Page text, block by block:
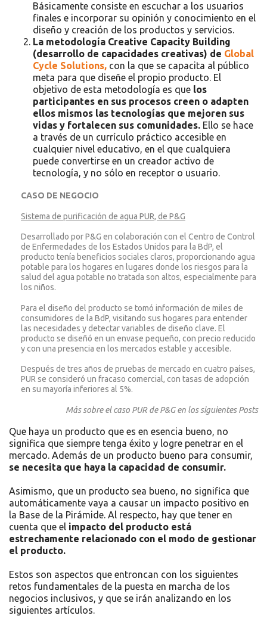
Básicamente consiste en escuchar a los usuarios
finales e incorporar su opinión y conocimiento en el
diseño y creación de los productos y servicios.
La metodología Creative Capacity Building
(desarrollo de capacidades creativas) de Global
Cycle Solutions, con la que se capacita al público
meta para que diseñe el propio producto. El
objetivo de esta metodología es que los
participantes en sus procesos creen o adapten
ellos mismos las tecnologías que mejoren sus
vidas y fortalecen sus comunidades. Ello se hace
a través de un currículo práctico accesible en
cualquier nivel educativo, en el que cualquiera
puede convertirse en un creador activo de
tecnología, y no sólo en receptor o usuario.
CASO DE NEGOCIO
Sistema de purificación de agua PUR, de P&G
Desarrollado por P&G en colaboración con el Centro de Control
de Enfermedades de los Estados Unidos para la BdP, el
producto tenía beneficios sociales claros, proporcionando agua
potable para los hogares en lugares donde los riesgos para la
salud del agua potable no tratada son altos, especialmente para
los niños.
Para el diseño del producto se tomó información de miles de
consumidores de la BdP, visitando sus hogares para entender
las necesidades y detectar variables de diseño clave. El
producto se diseñó en un envase pequeño, con precio reducido
y con una presencia en los mercados estable y accesible.
Después de tres años de pruebas de mercado en cuatro países,
PUR se consideró un fracaso comercial, con tasas de adopción
en su mayoría inferiores al 5%.
Más sobre el caso PUR de P&G en los siguientes Posts
Que haya un producto que es en esencia bueno, no
significa que siempre tenga éxito y logre penetrar en el
mercado. Además de un producto bueno para consumir,
se necesita que haya la capacidad de consumir.
Asimismo, que un producto sea bueno, no significa que
automáticamente vaya a causar un impacto positivo en
la Base de la Pirámide. Al respecto, hay que tener en
cuenta que el impacto del producto está
estrechamente relacionado con el modo de gestionar
el producto.
Estos son aspectos que entroncan con los siguientes
retos fundamentales de la puesta en marcha de los
negocios inclusivos, y que se irán analizando en los
siguientes artículos.